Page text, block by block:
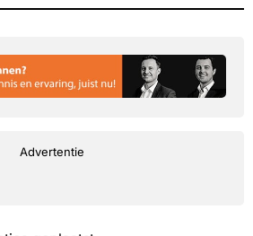
Advertentie